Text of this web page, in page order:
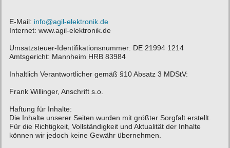
E-Mail: info@agil-elektronik.de
Internet: www.agil-elektronik.de
Umsatzsteuer-Identifikationsnummer: DE 21994 1214
Amtsgericht: Mannheim HRB 83984
Inhaltlich Verantwortlicher gemäß §10 Absatz 3 MDStV:
Frank Willinger, Anschrift s.o.
Haftung für Inhalte:
Die Inhalte unserer Seiten wurden mit größter Sorgfalt erstellt.
Für die Richtigkeit, Vollständigkeit und Aktualität der Inhalte
können wir jedoch keine Gewähr übernehmen.